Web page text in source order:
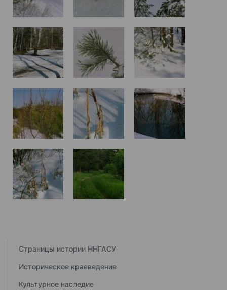
Страницы истории ННГАСУ
Историческое краеведение
Культурное наследие